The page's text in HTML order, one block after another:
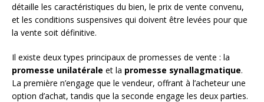
détaille les caractéristiques du bien, le prix de vente convenu,
et les conditions suspensives qui doivent être levées pour que
la vente soit définitive.
Il existe deux types principaux de promesses de vente : la
promesse unilatérale et la promesse synallagmatique.
La première n’engage que le vendeur, offrant à l’acheteur une
option d’achat, tandis que la seconde engage les deux parties.